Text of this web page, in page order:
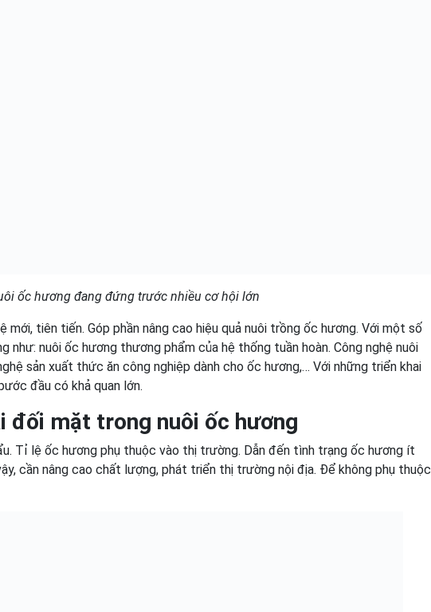
ốc hương đang đứng trước nhiều cơ hội lớn
tiên tiến. Góp phần nâng cao hiệu quả nuôi trồng ốc hương. Với một số
nuôi ốc hương thương phẩm của hệ thống tuần hoàn. Công nghệ nuôi
sản xuất thức ăn công nghiệp dành cho ốc hương,… Với những triển khai
đầu có khả quan lớn.
đối mặt trong nuôi ốc hương
Tỉ lệ ốc hương phụ thuộc vào thị trường. Dẫn đến tình trạng ốc hương ít
cần nâng cao chất lượng, phát triển thị trường nội địa. Để không phụ thuộc